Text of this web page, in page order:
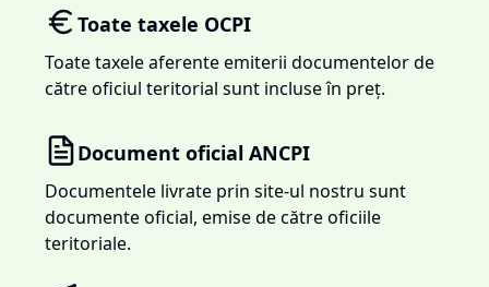
Toate taxele OCPI
Toate taxele aferente emiterii documentelor de
către oficiul teritorial sunt incluse în preț.
Document oficial ANCPI
Documentele livrate prin site-ul nostru sunt
documente oficial, emise de către oficiile
teritoriale.